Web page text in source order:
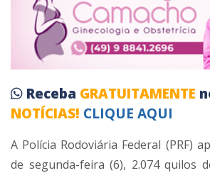
Receba GRATUITAMENTE
NOTÍCIAS! CLIQUE AQUI
A Polícia Rodoviária Federal (PRF)
de segunda-feira (6), 2.074 quilos